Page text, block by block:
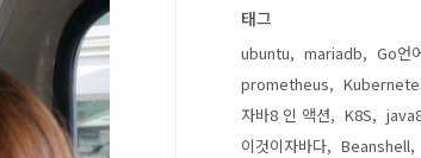
태그
ubuntu mariadb Go언
prometheus
자바8 인 액션
K8S
이것이자바다
Beanshell